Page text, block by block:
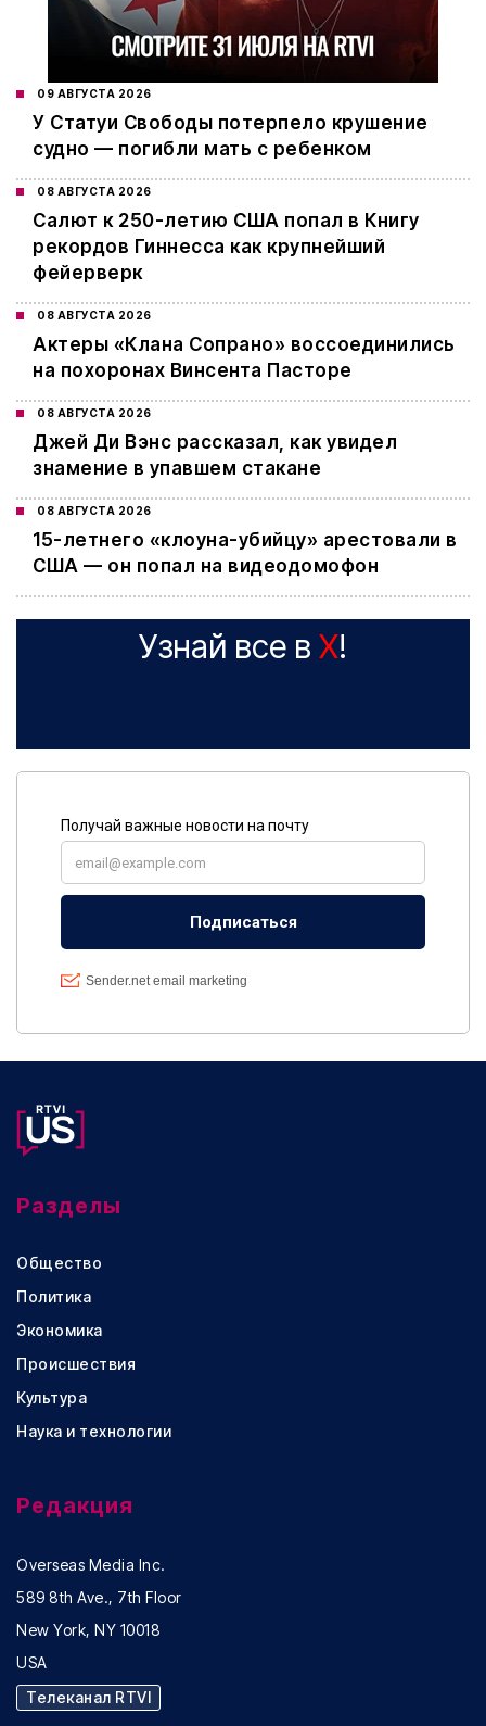
09 АВГУСТА 2026
У Статуи Свободы потерпело крушение
судно — погибли мать с ребенком
08 АВГУСТА 2026
Салют к 250-летию США попал в Книгу
рекордов Гиннесса как крупнейший
фейерверк
08 АВГУСТА 2026
Актеры «Клана Сопрано» воссоединились
на похоронах Винсента Пасторе
08 АВГУСТА 2026
Джей Ди Вэнс рассказал, как увидел
знамение в упавшем стакане
08 АВГУСТА 2026
15-летнего «клоуна-убийцу» арестовали в
США — он попал на видеодомофон
Узнай все в X!
Разделы
Общество
Политика
Экономика
Происшествия
Культура
Наука и технологии
Редакция
Overseas Media Inc.
589 8th Ave., 7th Floor
New York, NY 10018
USA
Телеканал RTVI